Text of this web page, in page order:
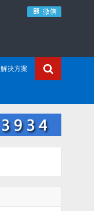
微信
解决方案